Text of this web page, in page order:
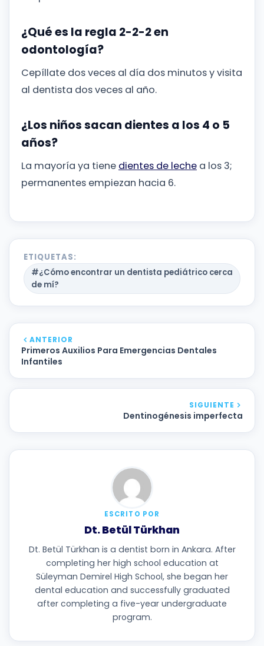
¿Qué es la regla 2-2-2 en
odontología?
Cepíllate dos veces al día dos minutos y visita
al dentista dos veces al año.
¿Los niños sacan dientes a los 4 o 5
años?
La mayoría ya tiene dientes de leche a los 3;
permanentes empiezan hacia 6.
ETIQUETAS:
#¿Cómo encontrar un dentista pediátrico cerca
de mí?
ANTERIOR
Primeros Auxilios Para Emergencias Dentales
Infantiles
SIGUIENTE
Dentinogénesis imperfecta
ESCRITO POR
Dt. Betül Türkhan
Dt. Betül Türkhan is a dentist born in Ankara. After
completing her high school education at
Süleyman Demirel High School, she began her
dental education and successfully graduated
after completing a five-year undergraduate
program.